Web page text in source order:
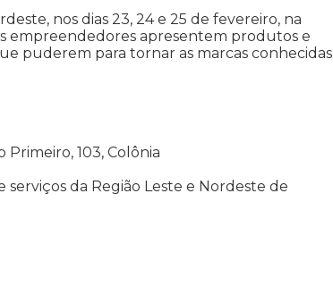
nos dias 23, 24 e 25 de fevereiro, na
empreendedores apresentem produtos e
puderem para tornar as marcas conhecidas
Primeiro, 103, Colônia
da Região Leste e Nordeste de